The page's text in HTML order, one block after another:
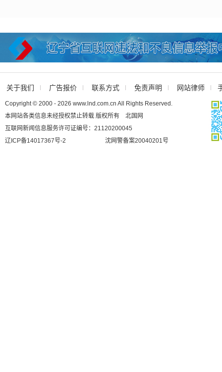
关于我们 广告报价 联系方式 免责声明 网站律师
Copyright © 2000 - 2026 www.lnd.com.cn All Rights Reserved.
本网站各类信息未经授权禁止转载 版权所有 北国网
互联网新闻信息服务许可证编号：21120200045
辽ICP备14017367号-2
沈网警备案20040201号